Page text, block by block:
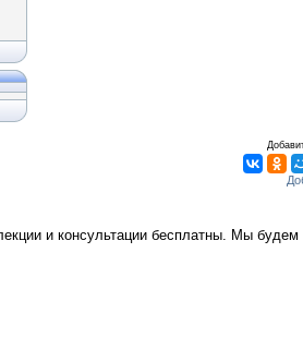
и консультации бесплатны. Мы